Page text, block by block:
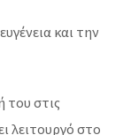
και την
του στις
λειτουργό στο